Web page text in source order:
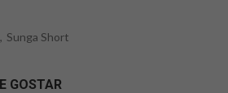
, Sunga Short
GOSTAR